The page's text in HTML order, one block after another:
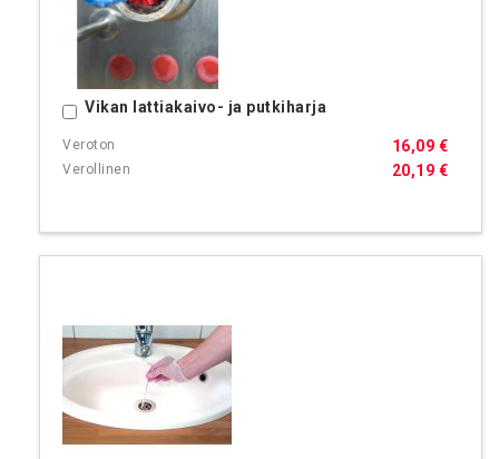
Vikan lattiakaivo- ja putkiharja
20,19 €
16,09 €
Ostoskoriin